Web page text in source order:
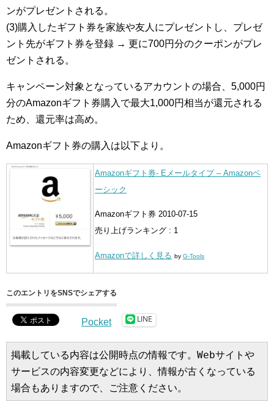
ンがプレゼントされる。
(3)購入したギフト券を家族や友人にプレゼントし、プレゼ
ント先がギフト券を登録 → 更に700円分のクーポンがプレ
ゼントされる。
キャンペーン対象となっているアカウントの場合、5,000円
分のAmazonギフト券購入で最大1,000円相当が還元される
ため、還元率は高め。
Amazonギフト券の購入は以下より。
Amazonギフト券- Eメールタイプ – Amazonベ
ーシック
Amazonギフト券 2010-07-15
売り上げランキング : 1
Amazonで詳しく見る by G-Tools
このエントリをSNSでシェアする
Pocket LINE
掲載している内容は公開時点の情報です。Webサイトや
サービスの内容変更などにより、情報が古くなっている
場合もありますので、ご注意ください。